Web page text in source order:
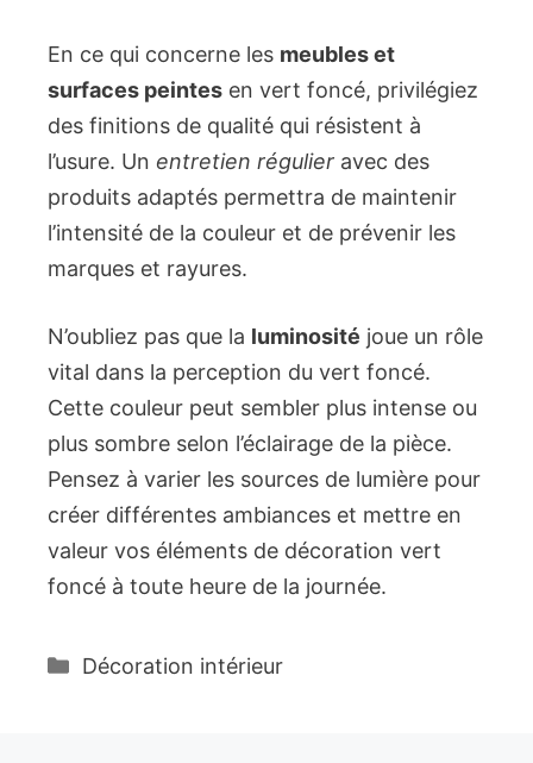
En ce qui concerne les meubles et
surfaces peintes en vert foncé, privilégiez
des finitions de qualité qui résistent à
l’usure. Un entretien régulier avec des
produits adaptés permettra de maintenir
l’intensité de la couleur et de prévenir les
marques et rayures.
N’oubliez pas que la luminosité joue un rôle
vital dans la perception du vert foncé.
Cette couleur peut sembler plus intense ou
plus sombre selon l’éclairage de la pièce.
Pensez à varier les sources de lumière pour
créer différentes ambiances et mettre en
valeur vos éléments de décoration vert
foncé à toute heure de la journée.
Catégories
Décoration intérieur